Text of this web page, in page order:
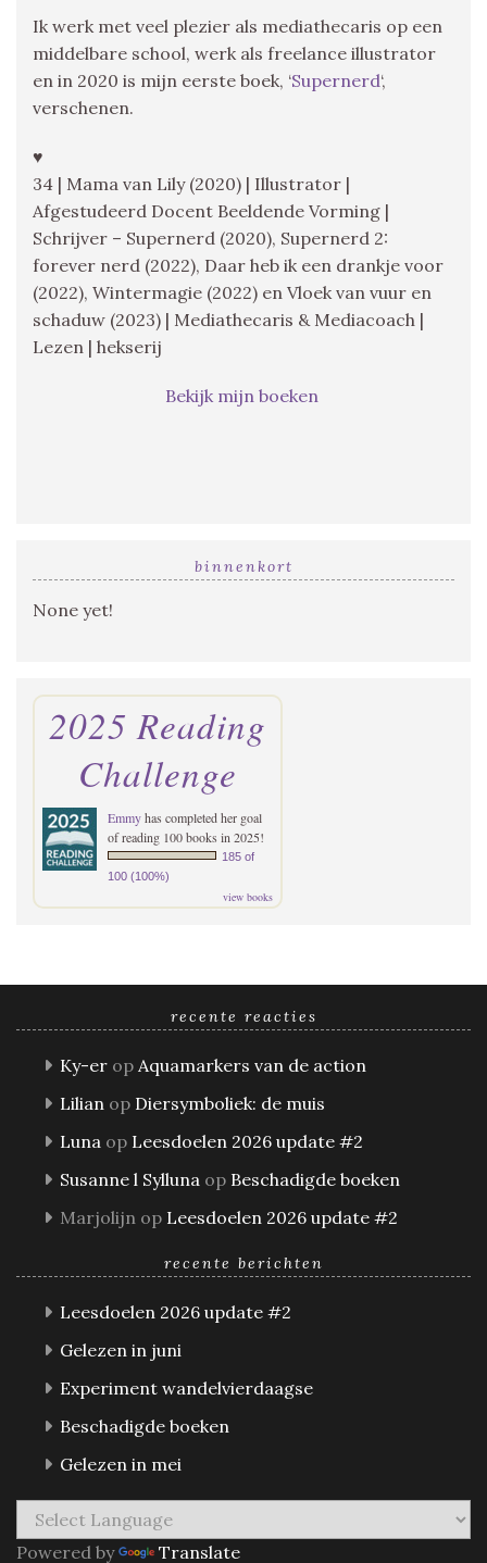
Ik werk met veel plezier als mediathecaris op een
middelbare school, werk als freelance illustrator
en in 2020 is mijn eerste boek, ‘Supernerd‘,
verschenen.
♥
34 | Mama van Lily (2020) | Illustrator |
Afgestudeerd Docent Beeldende Vorming |
Schrijver – Supernerd (2020), Supernerd 2:
forever nerd (2022), Daar heb ik een drankje voor
(2022), Wintermagie (2022) en Vloek van vuur en
schaduw (2023) | Mediathecaris & Mediacoach |
Lezen | hekserij
Bekijk mijn boeken
binnenkort
None yet!
2025 Reading
Challenge
Emmyhas completed her goal
of reading 100 books in 2025!
185 of
100 (100%)
view books
recente reacties
Ky-er op Aquamarkers van de action
Lilian op Diersymboliek: de muis
Luna op Leesdoelen 2026 update #2
Susanne l Sylluna op Beschadigde boeken
Marjolijn op Leesdoelen 2026 update #2
recente berichten
Leesdoelen 2026 update #2
Gelezen in juni
Experiment wandelvierdaagse
Beschadigde boeken
Gelezen in mei
Powered by Translate